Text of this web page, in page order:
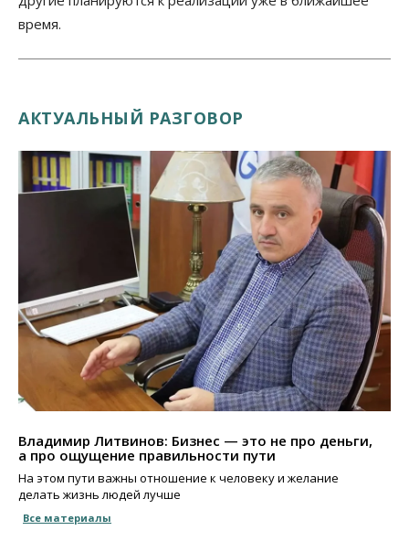
время.
АКТУАЛЬНЫЙ РАЗГОВОР
Владимир Литвинов: Бизнес — это не про деньги,
а про ощущение правильности пути
На этом пути важны отношение к человеку и желание
делать жизнь людей лучше
Все материалы